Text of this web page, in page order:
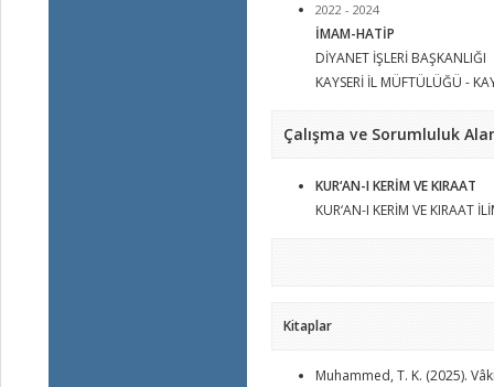
2022 - 2024
İMAM-HATİP
DİYANET İŞLERİ BAŞKANLIĞI
KAYSERİ İL MÜFTÜLÜĞÜ -
Çalışma ve Sorumluluk
KUR‘AN-I KERİM VE KIRAAT
KUR‘AN-I KERİM VE KIRAAT
Kitaplar
Muhammed, T. K. (2025).